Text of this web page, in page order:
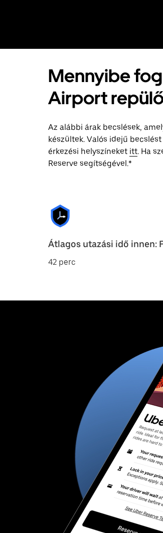
Mennyibe fog
Airport
Az alábbi árak becslések,
készültek. Valós idejű
érkezési helyszíneket itt. Ha
Reserve segítségével.*
Átlagos utazási idő innen:
42 perc